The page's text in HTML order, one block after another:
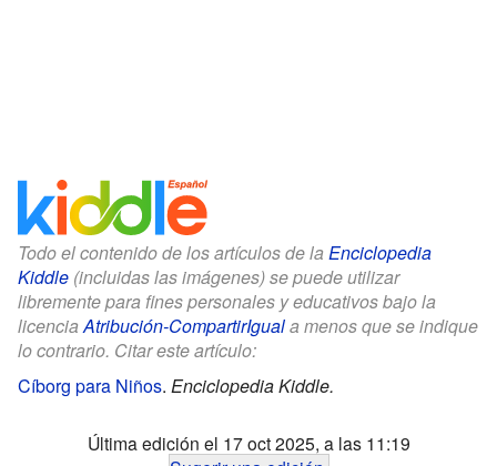
Todo el contenido de los artículos de la Enciclopedia
Kiddle (incluidas las imágenes) se puede utilizar
libremente para fines personales y educativos bajo la
licenciaAtribución-CompartirIguala menos que se indique
lo contrario. Citar este artículo:
Cíborg para Niños. Enciclopedia Kiddle.
Última edición el 17 oct 2025, a las 11:19